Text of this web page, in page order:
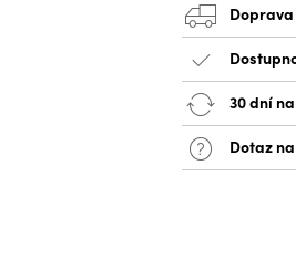
Doprava
30 dní
Dotaz